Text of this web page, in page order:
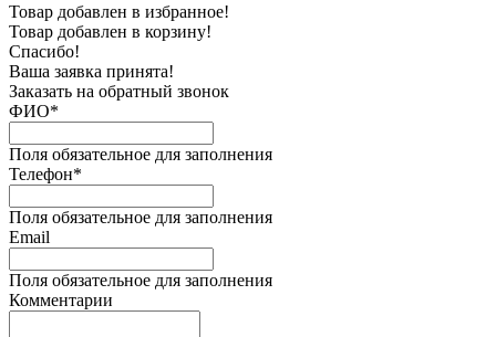
Товар добавлен в избранное!
Товар добавлен в корзину!
Спасибо!
Ваша заявка принята!
Заказать на обратный звонок
ФИО*
Поля обязательное для заполнения
Телефон*
Поля обязательное для заполнения
Email
Поля обязательное для заполнения
Комментарии